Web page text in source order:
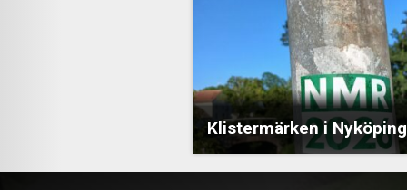
Klistermärken i Nyköping